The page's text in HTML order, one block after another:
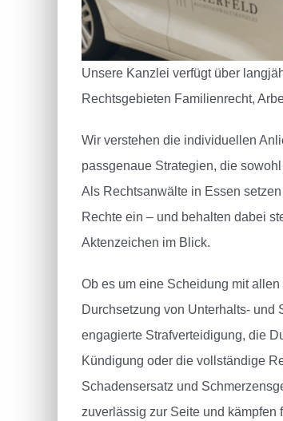
Unsere Kanzlei verfügt über
Rechtsgebieten Familienrecht,
Wir verstehen die individuellen
passgenaue Strategien, die
Als Rechtsanwälte in Essen
Rechte ein – und behalten dabei
Aktenzeichen im Blick.
Ob es um eine Scheidung mit
Durchsetzung von Unterhalts- und
engagierte Strafverteidigung, die
Kündigung oder die vollständige
Schadensersatz und
zuverlässig zur Seite und kämpfen